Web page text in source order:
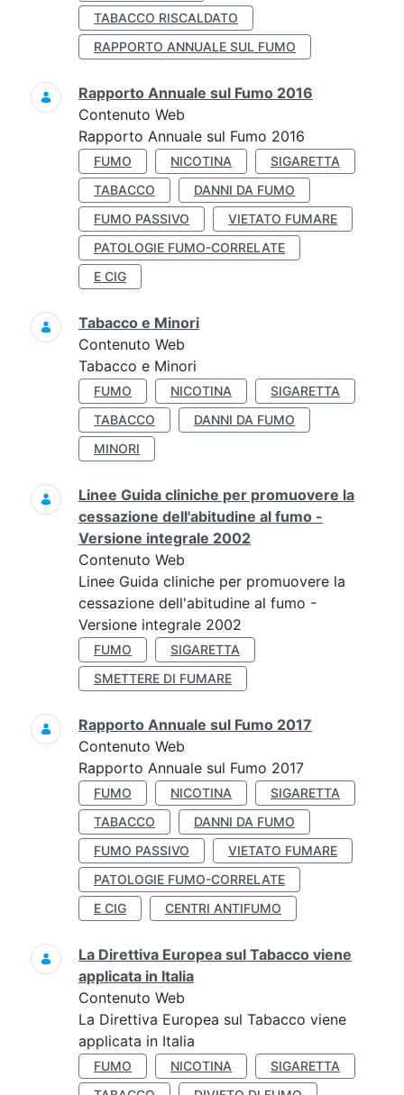
TABACCO RISCALDATO
RAPPORTO ANNUALE SUL FUMO
Rapporto Annuale sul Fumo 2016
Contenuto Web
Rapporto Annuale sul Fumo 2016
FUMO NICOTINA
SIGARETTA
TABACCO
DANNI DA FUMO
FUMO PASSIVO
VIETATO FUMARE
PATOLOGIE FUMO-CORRELATE
E CIG
Tabacco e Minori
Contenuto Web
Tabacco e Minori
FUMO NICOTINA
SIGARETTA
TABACCO
DANNI DA FUMO
MINORI
Linee Guida cliniche per promuovere la
cessazione dell'abitudine al fumo -
Versione integrale 2002
Contenuto Web
Linee Guida cliniche per promuovere la
cessazione dell'abitudine al fumo -
Versione integrale 2002
FUMO
SIGARETTA
SMETTERE DI FUMARE
Rapporto Annuale sul Fumo 2017
Contenuto Web
Rapporto Annuale sul Fumo 2017
FUMO NICOTINA
SIGARETTA
TABACCO
DANNI DA FUMO
FUMO PASSIVO
VIETATO FUMARE
PATOLOGIE FUMO-CORRELATE
E CIG
CENTRI ANTIFUMO
La Direttiva Europea sul Tabacco viene
applicata in Italia
Contenuto Web
La Direttiva Europea sul Tabacco viene
applicata in Italia
FUMO NICOTINA
SIGARETTA